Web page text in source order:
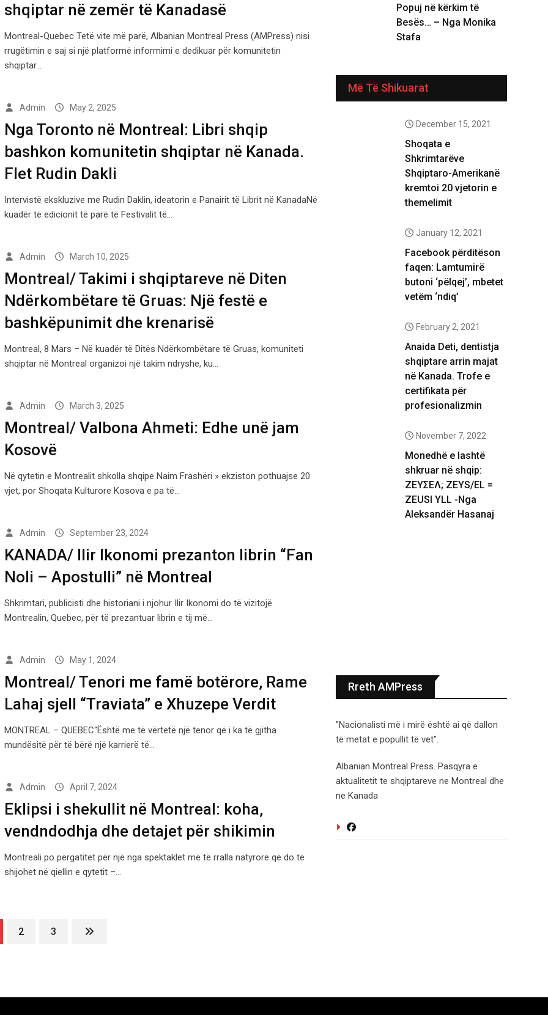
shqiptar në zemër të Kanadasë
Montreal-Quebec Tetë vite më parë, Albanian Montreal Press (AMPress) nisi
rrugëtimin e saj si një platformë informimi e dedikuar për komunitetin
shqiptar…
Admin May 2, 2025
Nga Toronto në Montreal: Libri shqip
bashkon komunitetin shqiptar në Kanada.
Flet Rudin Dakli
Intervistë ekskluzive me Rudin Daklin, ideatorin e Panairit të Librit në KanadaNë
kuadër të edicionit të parë të Festivalit të…
Admin March 10, 2025
Montreal/ Takimi i shqiptareve në Diten
Ndërkombëtare të Gruas: Një festë e
bashkëpunimit dhe krenarisë
Montreal, 8 Mars – Në kuadër të Ditës Ndërkombëtare të Gruas, komuniteti
shqiptar në Montreal organizoi një takim ndryshe, ku…
Admin March 3, 2025
Montreal/ Valbona Ahmeti: Edhe unë jam
Kosovë
Në qytetin e Montrealit shkolla shqipe Naim Frashëri » ekziston pothuajse 20
vjet, por Shoqata Kulturore Kosova e pa të…
Admin September 23, 2024
KANADA/ Ilir Ikonomi prezanton librin “Fan
Noli – Apostulli” në Montreal
Shkrimtari, publicisti dhe historiani i njohur Ilir Ikonomi do të vizitojë
Montrealin, Quebec, për të prezantuar librin e tij më…
Admin May 1, 2024
Montreal/ Tenori me famë botërore, Rame
Lahaj sjell “Traviata” e Xhuzepe Verdit
MONTREAL – QUEBEC“Është me të vërtetë një tenor që i ka të gjitha
mundësitë për të bërë një karrierë të…
Admin April 7, 2024
Eklipsi i shekullit në Montreal: koha,
vendndodhja dhe detajet për shikimin
Montreali po përgatitet për një nga spektaklet më të rralla natyrore që do të
shijohet në qiellin e qytetit –…
2 3
Popuj në kërkim të
Besës… – Nga Monika
Stafa
Më Të Shikuarat
December 15, 2021
Shoqata e
Shkrimtarëve
Shqiptaro-Amerikanë
kremtoi 20 vjetorin e
themelimit
January 12, 2021
Facebook përditëson
faqen: Lamtumirë
butoni ‘pëlqej’, mbetet
vetëm ‘ndiq’
February 2, 2021
Anaida Deti, dentistja
shqiptare arrin majat
në Kanada. Trofe e
certifikata për
profesionalizmin
November 7, 2022
Monedhë e lashtë
shkruar në shqip:
ΖΕΥΣΕΛ; ZEYS/EL =
ZEUSI YLL -Nga
Aleksandër Hasanaj
Rreth AMPress
"Nacionalisti më i mirë është ai që dallon
të metat e popullit të vet".
Albanian Montreal Press. Pasqyra e
aktualitetit te shqiptareve ne Montreal dhe
ne Kanada